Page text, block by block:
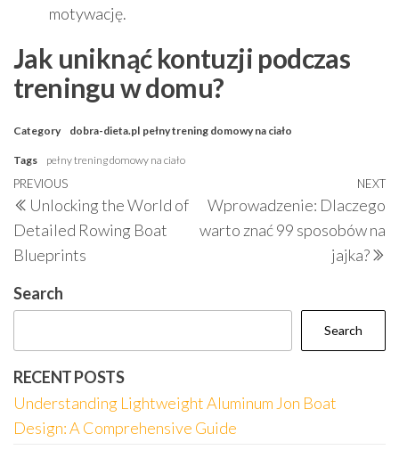
motywację.
Jak uniknąć kontuzji podczas
treningu w domu?
Category dobra-dieta.pl pełny trening domowy na ciało
Tags pełny trening domowy na ciało
Post
navigation
Previous
Post
PREVIOUS
Unlocking the World of
Detailed Rowing Boat
Blueprints
NEXT
Wprowadzenie: Dlaczego
warto znać 99 sposobów na
jajka?
Search
Search
RECENT POSTS
Understanding Lightweight Aluminum Jon Boat
Design: A Comprehensive Guide